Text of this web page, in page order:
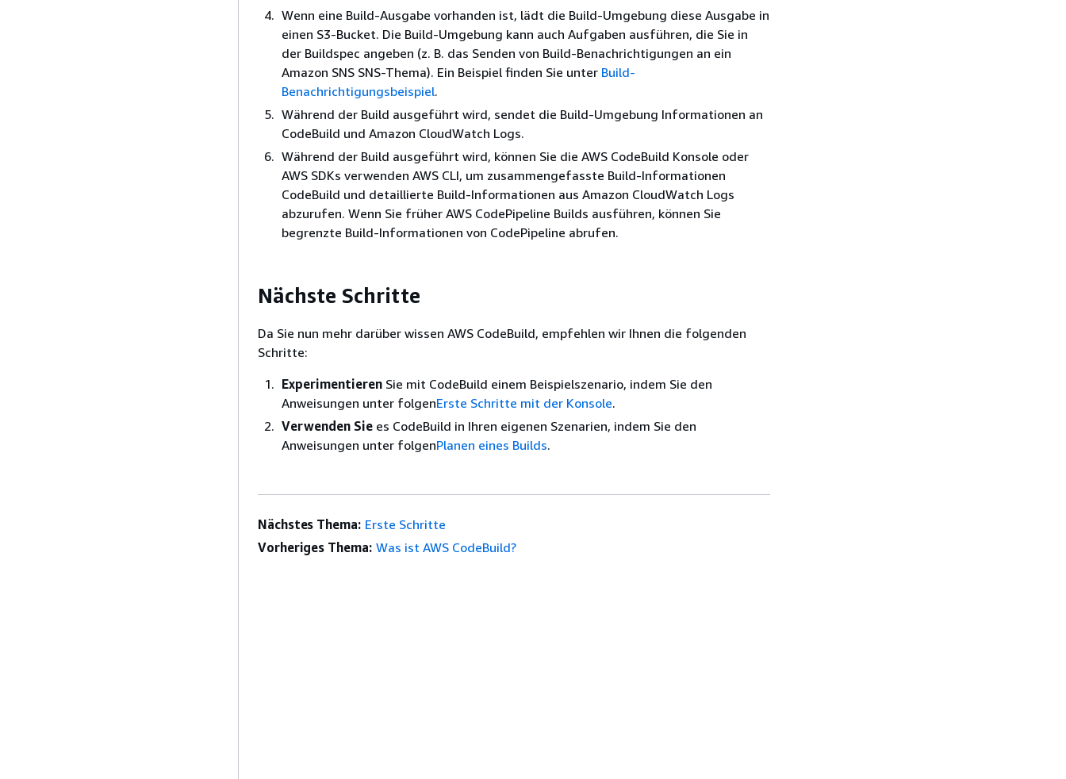
Wenn eine Build-Ausgabe vorhanden ist, lädt die Build-Umgebung diese Ausgabe in
einen S3-Bucket. Die Build-Umgebung kann auch Aufgaben ausführen, die Sie in
der Buildspec angeben (z. B. das Senden von Build-Benachrichtigungen an ein
Amazon SNS SNS-Thema). Ein Beispiel finden Sie unter Build-
Benachrichtigungsbeispiel.
Während der Build ausgeführt wird, sendet die Build-Umgebung Informationen an
CodeBuild und Amazon CloudWatch Logs.
Während der Build ausgeführt wird, können Sie die AWS CodeBuild Konsole oder
AWS SDKs verwenden AWS CLI, um zusammengefasste Build-Informationen
CodeBuild und detaillierte Build-Informationen aus Amazon CloudWatch Logs
abzurufen. Wenn Sie früher AWS CodePipeline Builds ausführen, können Sie
begrenzte Build-Informationen von CodePipeline abrufen.
Nächste Schritte
Da Sie nun mehr darüber wissen AWS CodeBuild, empfehlen wir Ihnen die folgenden
Schritte:
Experimentieren Sie mit CodeBuild einem Beispielszenario, indem Sie den
Anweisungen unter folgenErste Schritte mit der Konsole.
Verwenden Sie es CodeBuild in Ihren eigenen Szenarien, indem Sie den
Anweisungen unter folgenPlanen eines Builds.
Nächstes Thema: Erste Schritte
Vorheriges Thema: Was ist AWS CodeBuild?